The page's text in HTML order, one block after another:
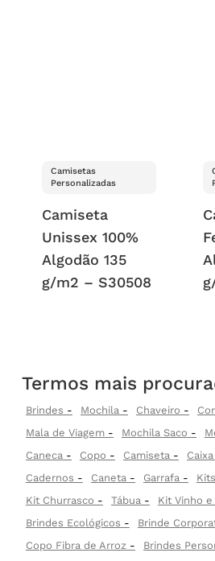
Camisetas
Personalizadas
Camiseta
Unissex 100%
Algodão 135
g/m2 – S30508
Termos mais
Brindes Mochila Chaveiro
Mala de Viagem
Mochila Saco
Caneca
Copo Camiseta
Cadernos
Caneta Garrafa
Kit Churrasco
Tábua
Kit Vinho e
Brindes Ecológicos
Brinde
Copo Fibra de Arroz
Brindes